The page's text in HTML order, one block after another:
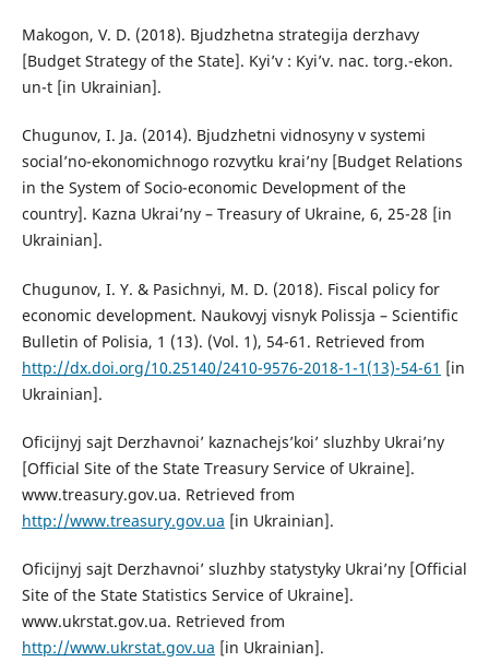
Makogon, V. D. (2018). Bjudzhetna strategija derzhavy
[Budget Strategy of the State]. Kyi’v : Kyi’v. nac. torg.-ekon.
un-t [in Ukrainian].
Chugunov, I. Ja. (2014). Bjudzhetni vidnosyny v systemi
social’no-ekono­michnogo rozvytku krai’ny [Budget Relations
in the System of Socio-economic Development of the
country]. Kazna Ukrai’ny – Treasury of Ukraine, 6, 25-28 [in
Ukrainian].
Chugunov, I. Y. & Pasichnyi, M. D. (2018). Fiscal policy for
economic develop­ment. Naukovyj visnyk Polissja – Scientific
Bulletin of Polisia, 1 (13). (Vol. 1), 54-61. Retrieved from
http://dx.doi.org/10.25140/2410-9576-2018-1-1(13)-54-61 [in
Ukrainian].
Oficijnyj sajt Derzhavnoi’ kaznachejs’koi’ sluzhby Ukrai’ny
[Official Site of the State Treasury Service of Ukraine].
www.treasury.gov.ua. Retrieved from
http://www.treasury.gov.ua [in Ukrainian].
Oficijnyj sajt Derzhavnoi’ sluzhby statystyky Ukrai’ny [Official
Site of the State Statistics Service of Ukraine].
www.ukrstat.gov.ua. Retrieved from
http://www.ukrstat.gov.ua [in Ukrainian].